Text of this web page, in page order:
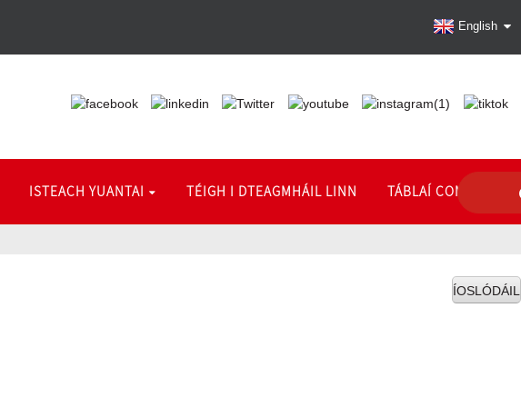
English
ISTEACH YUANTAI TÉIGH I DTEAGMHÁIL LINN TÁBLAÍ COMHSHÓ
ÍOSLÓDÁIL